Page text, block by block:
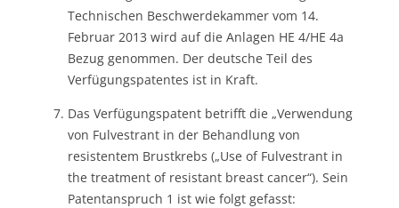
Technischen Beschwerdekammer vom 14.
Februar 2013 wird auf die Anlagen HE 4/HE 4a
Bezug genommen. Der deutsche Teil des
Verfügungspatentes ist in Kraft.
Das Verfügungspatent betrifft die „Verwendung
von Fulvestrant in der Behandlung von
resistentem Brustkrebs („Use of Fulvestrant in
the treatment of resistant breast cancer“). Sein
Patentanspruch 1 ist wie folgt gefasst: